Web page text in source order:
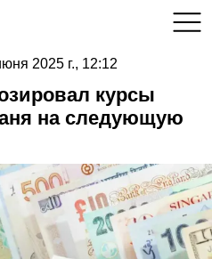
2025 г., 12:12
курсы
на следующую